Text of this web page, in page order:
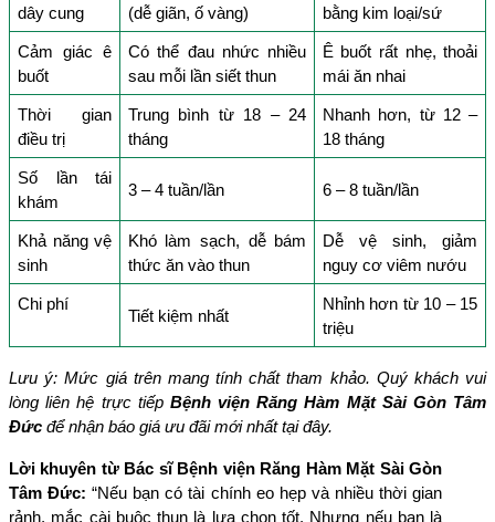
dây cung (dễ giãn, ố vàng) bằng kim loại/sứ
Cảm giác ê
buốt
Có thể đau nhức nhiều
sau mỗi lần siết thun
Ê buốt rất nhẹ, thoải
mái ăn nhai
Thời gian
điều trị
Trung bình từ 18 – 24
tháng
Nhanh hơn, từ 12 –
18 tháng
Số lần tái
khám
3 – 4 tuần/lần 6 – 8 tuần/lần
Khả năng vệ
sinh
Khó làm sạch, dễ bám
thức ăn vào thun
Dễ vệ sinh, giảm
nguy cơ viêm nướu
Chi phí
Tiết kiệm nhất
Nhỉnh hơn từ 10 – 15
triệu
Lưu ý: Mức giá trên mang tính chất tham khảo. Quý khách vui
lòng liên hệ trực tiếp Bệnh viện Răng Hàm Mặt Sài Gòn Tâm
Đức để nhận báo giá ưu đãi mới nhất tại đây.
Lời khuyên từ Bác sĩ Bệnh viện Răng Hàm Mặt Sài Gòn
Tâm Đức: “Nếu bạn có tài chính eo hẹp và nhiều thời gian
rảnh, mắc cài buộc thun là lựa chọn tốt. Nhưng nếu bạn là